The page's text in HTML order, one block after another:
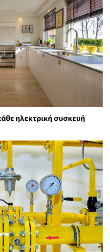
ηλεκτρική συσκευή